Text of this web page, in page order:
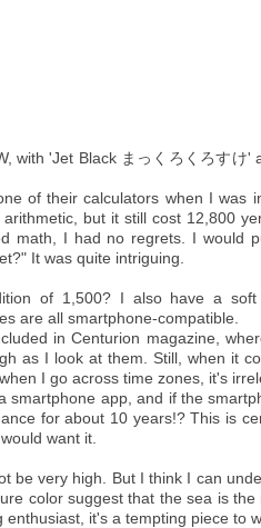
with 'Jet Black まっくろくろすけ
of their calculators when I was
but it still cost 12,800
math, I had no regrets. I would
It was quite intriguing.
of 1,500? I also have a
are all smartphone-compatible.
in Centurion magazine,
as I look at them. Still, when it
I go across time zones, it's
app, and if the
for about 10 years!? This is
want it.
be very high. But I think I can
color suggest that the sea is
it's a tempting piece to